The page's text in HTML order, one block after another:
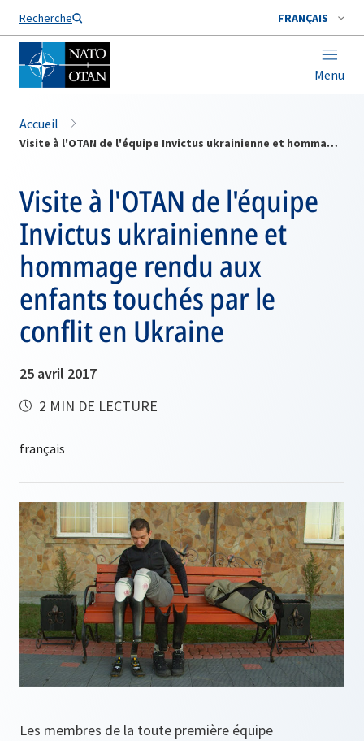
Recherche FRANÇAIS
Menu
Nom de famille*
Accueil
Visite à l'OTAN de l'équipe Invictus ukrainienne et hommage rendu aux enfants touchés par le conflit en Ukraine
Visite à l'OTAN de l'équipe
Invictus ukrainienne et
hommage rendu aux
enfants touchés par le
conflit en Ukraine
25 avril 2017
2 MIN DE LECTURE
Les membres de la toute première équipe